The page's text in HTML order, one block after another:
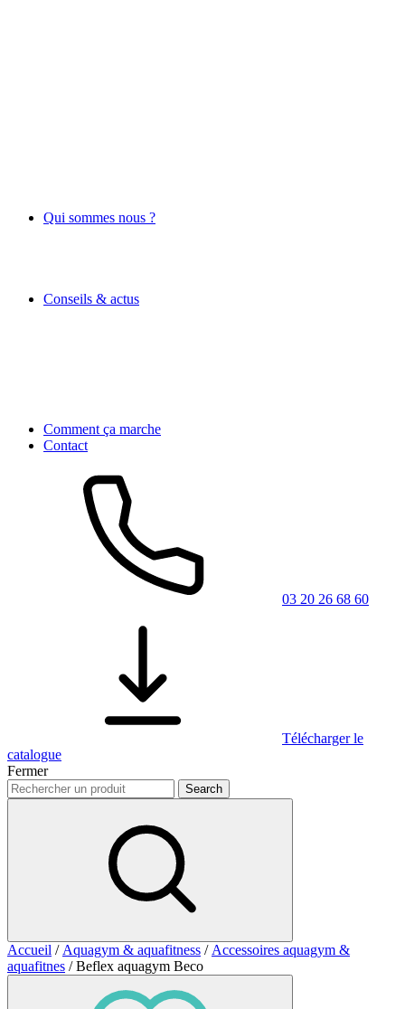
Qui sommes nous ?
Conseils & actus
Comment ça marche
Contact
03 20 26 68 60
Télécharger le
catalogue
Fermer
Accueil / Aquagym & aquafitness / Accessoires aquagym &
aquafitnes / Beflex aquagym Beco